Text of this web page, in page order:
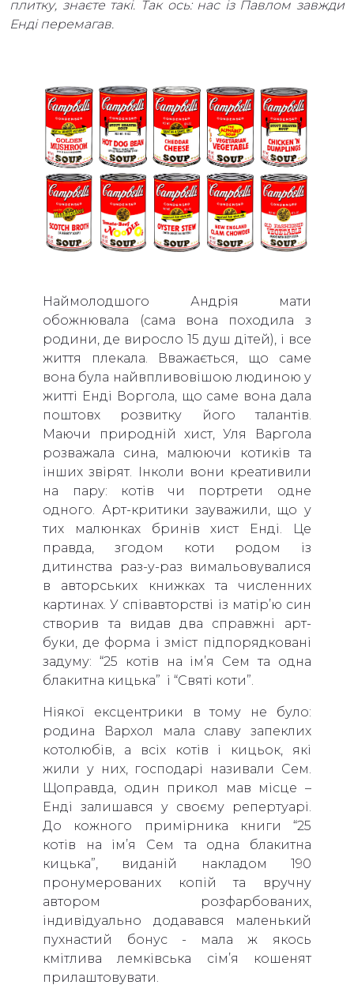
плитку, знаєте такі. Так ось: нас із Павлом завжди
Енді перемагав.
Наймолодшого Андрія мати
обожнювала (сама вона походила з
родини, де виросло 15 душ дітей), і все
життя плекала. Вважається, що саме
вона була найвпливовішою людиною у
житті Енді Воргола, що саме вона дала
поштовх розвитку його талантів.
Маючи природній хист, Уля Варгола
розважала сина, малюючи котиків та
інших звірят. Інколи вони креативили
на пару: котів чи портрети одне
одного. Арт-критики зауважили, що у
тих малюнках бринів хист Енді. Це
правда, згодом коти родом із
дитинства раз-у-раз вимальовувалися
в авторських книжках та численних
картинах. У співавторстві із матір’ю син
створив та видав два справжні арт-
буки, де форма і зміст підпорядковані
задуму: “25 котів на ім’я Сем та одна
блакитна кицька” і “Святі коти”.
Ніякої ексцентрики в тому не було:
родина Вархол мала славу запеклих
котолюбів, а всіх котів і кицьок, які
жили у них, господарі називали Сем.
Щоправда, один прикол мав місце –
Енді залишався у своєму репертуарі.
До кожного примірника книги “25
котів на ім’я Сем та одна блакитна
кицька”, виданій накладом 190
пронумерованих копій та вручну
автором розфарбованих,
індивідуально додавався маленький
пухнастий бонус - мала ж якось
кмітлива лемківська сім’я кошенят
прилаштовувати.